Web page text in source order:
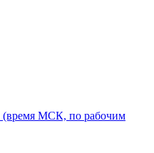
(время МСК, по рабочим